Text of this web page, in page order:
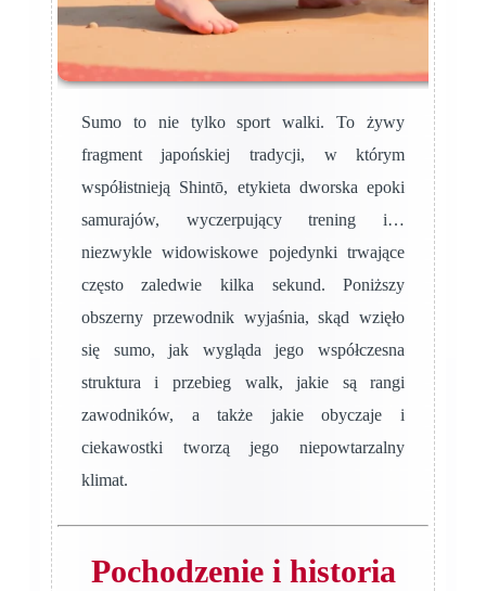
Sumo to nie tylko sport walki. To żywy
fragment japońskiej tradycji, w którym
współistnieją Shintō, etykieta dworska epoki
samurajów, wyczerpujący trening i…
niezwykle widowiskowe pojedynki trwające
często zaledwie kilka sekund. Poniższy
obszerny przewodnik wyjaśnia, skąd wzięło
się sumo, jak wygląda jego współczesna
struktura i przebieg walk, jakie są rangi
zawodników, a także jakie obyczaje i
ciekawostki tworzą jego niepowtarzalny
klimat.
Pochodzenie i historia